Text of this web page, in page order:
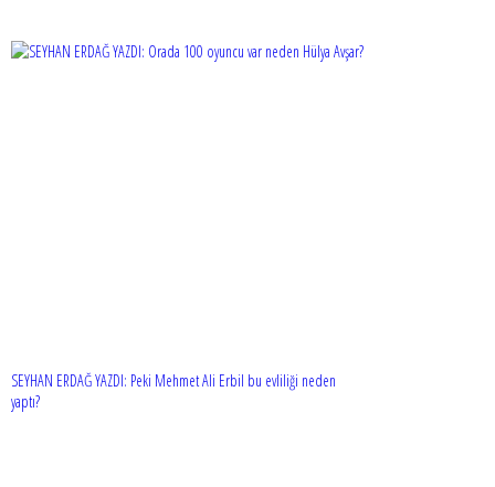
SEYHAN ERDAĞ YAZDI: Peki Mehmet Ali Erbil bu evliliği neden
yaptı?